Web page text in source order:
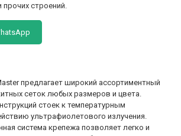
строений.
предлагает широкий ассортиментный
сеток любых размеров и цвета.
стоек к температурным
ультрафиолетового излучения.
система крепежа позволяет легко и